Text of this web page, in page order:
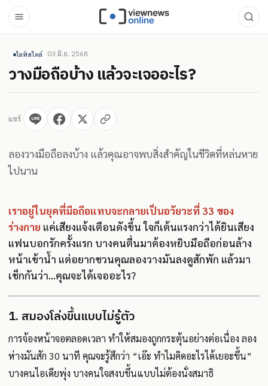
ไลฟ์สไตล์ 03 มิ.ย. 2568
วางมือถือบ้าง แล้วจะเจออะไร?
แชร์
ลองวางมือถือลงบ้าง แล้วคุณอาจพบสิ่งสำคัญในชีวิตที่หล่นหาย
ไปนาน
เราอยู่ในยุคที่มือถือแทบจะกลายเป็นอวัยวะที่ 33 ของ
ร่างกาย แค่เสียงแจ้งเตือนดังขึ้น ใจก็เต้นแรงกว่าได้ยินเสียง
แฟนบอกรักครั้งแรก บางคนตื่นมาต้องหยิบมือถือก่อนล้าง
หน้าเข้าน้ำ แต่อยากชวนคุณลองวางมันลงดูสักพัก แล้วมา
เช็กกันว่า…คุณจะได้เจออะไร?
1. สมองโล่งขึ้นแบบไม่รู้ตัว
การจ้องหน้าจอตลอดเวลา ทำให้สมองถูกกระตุ้นอย่างต่อเนื่อง ลอง
ห่างมันสัก 30 นาที คุณจะรู้สึกว่า “เอ๊ะ ทำไมคิดอะไรได้เยอะขึ้น”
บางคนไอเดียพุ่ง บางคนใจสงบขึ้นแบบไม่ต้องนั่งสมาธิ